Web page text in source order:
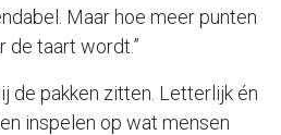
Maar hoe meer punten
de taart wordt.”
de pakken zitten. Letterlijk én
inspelen op wat mensen